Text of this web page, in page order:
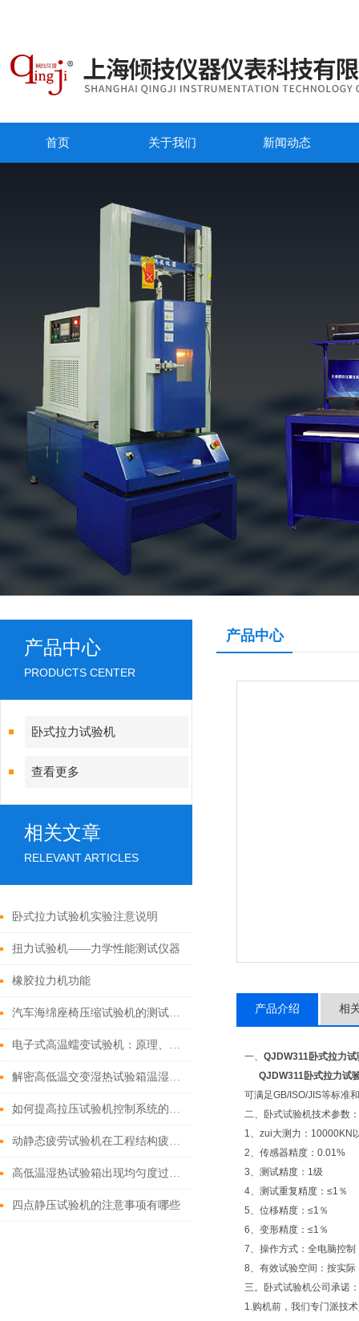
首页 关于我们 新闻动态
产品中心
PRODUCTS CENTER
卧式拉力试验机
查看更多
相关文章
RELEVANT ARTICLES
卧式拉力试验机实验注意说明
扭力试验机——力学性能测试仪器
橡胶拉力机功能
汽车海绵座椅压缩试验机的测试方法与设备要求
电子式高温蠕变试验机：原理、结构与应用深度解析
解密高低温交变湿热试验箱温湿度曲线图！
如何提高拉压试验机控制系统的稳定性？
动静态疲劳试验机在工程结构疲劳检测中的作用
高低温湿热试验箱出现均匀度过大该如何处理？
四点静压试验机的注意事项有哪些
产品中心
产品介绍 相
一、 QJDW311卧式拉力试
QJDW311卧式拉力试
可满足GB/ISO/JIS等标准
二、卧式试验机技术参数：
1、zui大测力：
2、传感器精度：0.01%
3、测试精度：1级
4、测试重复精度：≤1％
5、位移精度：≤1％
6、变形精度：≤1％
7、操作方式：全电脑控制
8、有效试验空间：按实际
三。卧式试验机公司承诺：
1.购机前，我们专门派技